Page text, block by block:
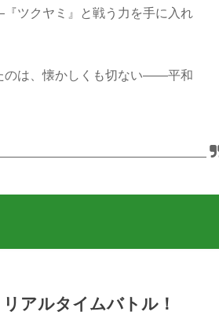
ツクヤミ』と戦う力を手に入れ
のは、懐かしくも切ない――平和
リアルタイムバトル ！